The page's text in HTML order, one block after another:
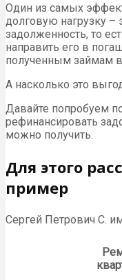
Один из самых
долговую нагрузку
задолженность, то
направить его в
полученным займам
А насколько это
Давайте попробуем
рефинансировать
можно получить.
Для этого
пример
Сергей Петрович С.